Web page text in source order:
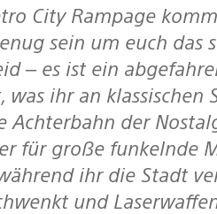
City Rampage
sein um euch das
– es ist ein
ihr an klassischen
der
für große funkelnde
ihr die Stadt
und